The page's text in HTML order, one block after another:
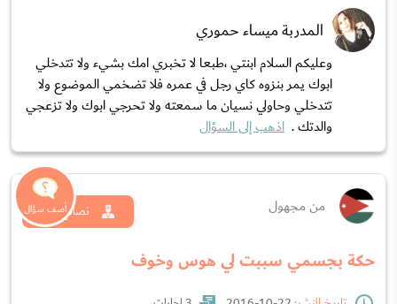
المدربة ميساء حموري
وعليكم السلام ابنتي ،طبعا لا تخبري امك بشيء ولا تتدخلي
ابوك يمر بنزوه كاي رجل في عمره فلا تضخمي الموضوع ولا
تتدخلي وحاولي نسيان ما سمعته ولا تحرجي ابوك ولا تزعجي
والدتك . اذهب إلى السؤال
من مجهول
حكة بجسمي سببت لي هوس وخوف
نصائح طبية